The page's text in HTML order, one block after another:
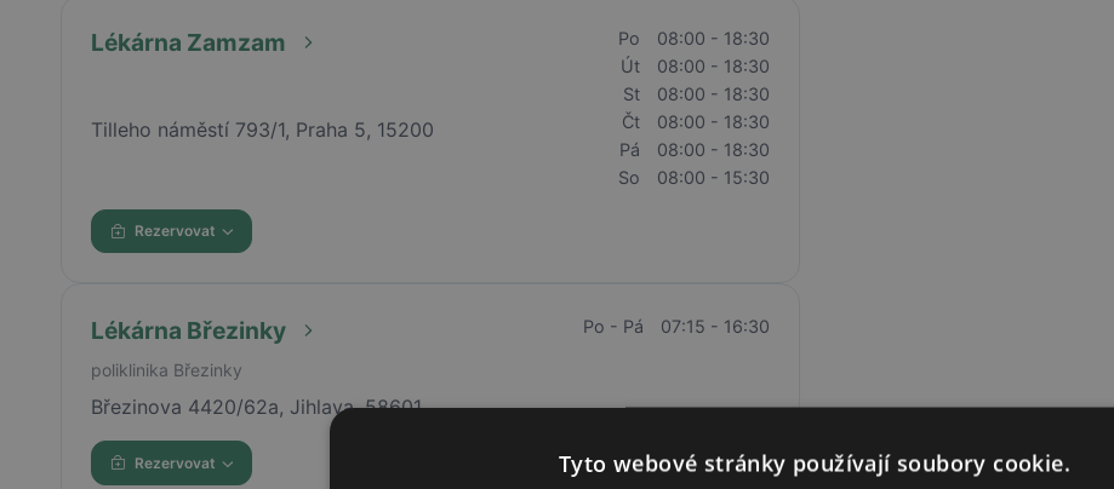
Lékárna Zamzam
Tilleho náměstí 793/1, Praha 5, 15200
Po
08:00 - 18:30
Út
08:00 - 18:30
St
08:00 - 18:30
Čt
08:00 - 18:30
Pá
08:00 - 18:30
So
08:00 - 15:30
Rezervovat
Lékárna Březinky
poliklinika Březinky
Březinova 4420/62a, Jihlava, 58601
Po - Pá 07:15 - 16:30
Rezervovat Tyto webové stránky používají soubory cookie.